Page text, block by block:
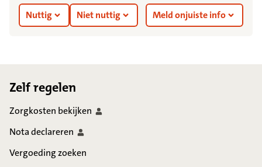
Nuttig Niet nuttig Meld onjuiste info
Zelf regelen
Zorgkosten bekijken
Notadeclareren
Vergoeding zoeken